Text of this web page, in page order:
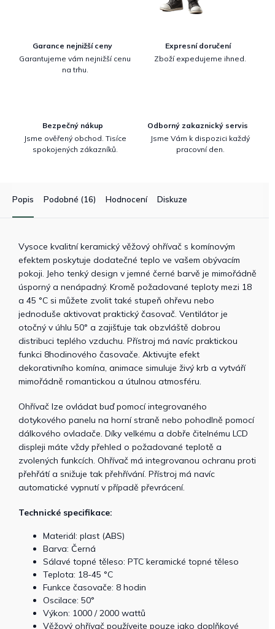
Garance nejnižší ceny
Garantujeme vám nejnižší cenu
na trhu.
Expresní doručení
Zboží expedujeme ihned.
Bezpečný nákup
Jsme ověřený obchod. Tisíce
spokojených zákazníků.
Odborný zakaznický servis
Jsme Vám k dispozici každý
pracovní den.
Popis Podobné (16) Hodnocení Diskuze
Vysoce kvalitní keramický věžový ohřívač s komínovým
efektem poskytuje dodatečné teplo ve vašem obývacím
pokoji. Jeho tenký design v jemné černé barvě je mimořádně
úsporný a nenápadný. Kromě požadované teploty mezi 18
a 45 °C si můžete zvolit také stupeň ohřevu nebo
jednoduše aktivovat praktický časovač. Ventilátor je
otočný v úhlu 50° a zajišťuje tak obzvláště dobrou
distribuci teplého vzduchu. Přístroj má navíc praktickou
funkci 8hodinového časovače. Aktivujte efekt
dekorativního komína, animace simuluje živý krb a vytváří
mimořádně romantickou a útulnou atmosféru.
Ohřívač lze ovládat buď pomocí integrovaného
dotykového panelu na horní straně nebo pohodlně pomocí
dálkového ovladače. Díky velkému a dobře čitelnému LCD
displeji máte vždy přehled o požadované teplotě a
zvolených funkcích. Ohřívač má integrovanou ochranu proti
přehřátí a snižuje tak přehřívání. Přístroj má navíc
automatické vypnutí v případě převrácení.
Technické specifikace:
Materiál: plast (ABS)
Barva: Černá
Sálavé topné těleso: PTC keramické topné těleso
Teplota: 18-45 °C
Funkce časovače: 8 hodin
Oscilace: 50°
Výkon: 1000 / 2000 wattů
Věžový ohřívač používejte pouze jako doplňkové